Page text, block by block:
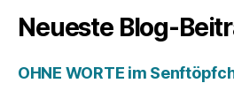
Neueste Blog-
OHNE WORTE im